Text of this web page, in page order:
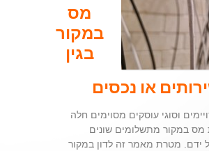
מס
במקור
בגין
או נכסים
וסוגי עוסקים מסוימים חלה
מס במקור מתשלומים שונים
ידם. מטרת מאמר זה לדון במקור